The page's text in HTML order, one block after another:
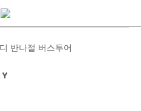
반나절 버스투어